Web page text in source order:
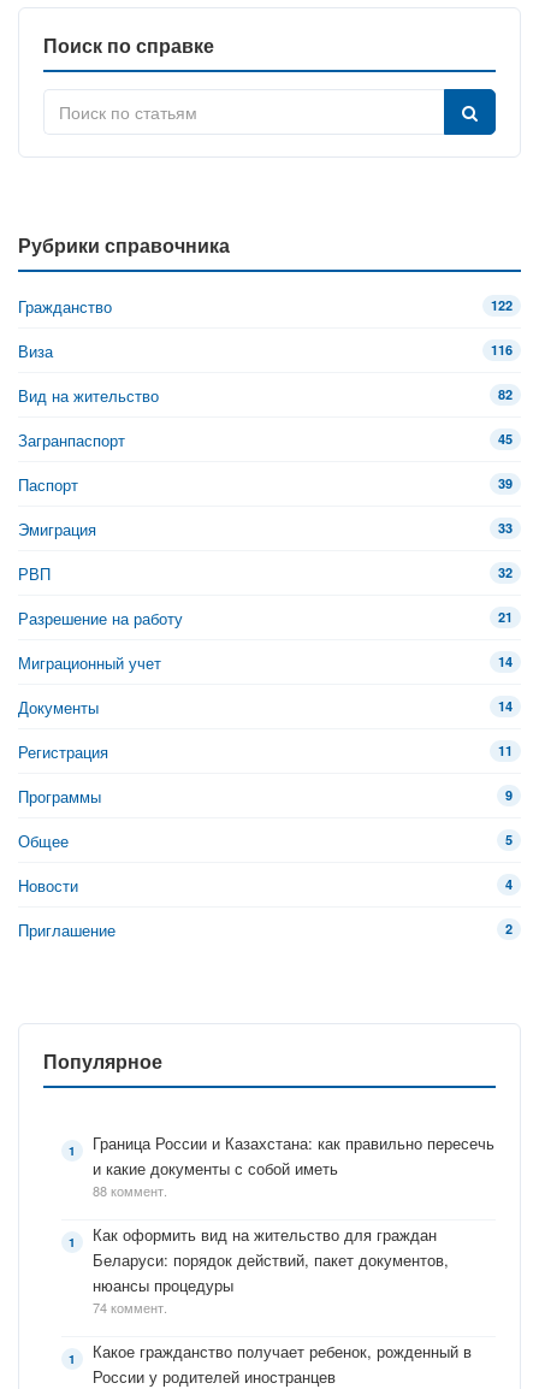
Поиск по справке
Рубрики справочника
Гражданство 122
Виза 116
Вид на жительство 82
Загранпаспорт 45
Паспорт 39
Эмиграция 33
РВП 32
Разрешение на работу 21
Миграционный учет 14
Документы 14
Регистрация 11
Программы 9
Общее 5
Новости 4
Приглашение 2
Популярное
Граница России и Казахстана: как правильно пересечь
и какие документы с собой иметь
88 коммент.
Как оформить вид на жительство для граждан
Беларуси: порядок действий, пакет документов,
нюансы процедуры
74 коммент.
Какое гражданство получает ребенок, рожденный в
России у родителей иностранцев